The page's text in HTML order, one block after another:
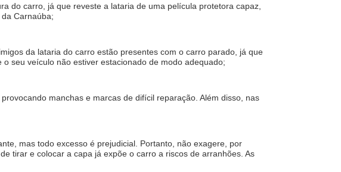
do carro, já que reveste a lataria de uma película protetora capaz,
Carnaúba;
da lataria do carro estão presentes com o carro parado, já que
seu veículo não estiver estacionado de modo adequado;
manchas e marcas de difícil reparação. Além disso, nas
mas todo excesso é prejudicial. Portanto, não exagere, por
tirar e colocar a capa já expõe o carro a riscos de arranhões. As